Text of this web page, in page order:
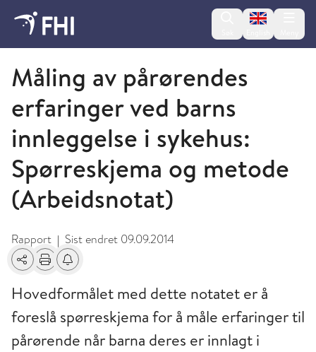
Change
2009 og eldre publikasjoner fra FHI
Måling av pårørendes
erfaringer ved barns
innleggelse i sykehus:
Spørreskjema og metode
(Arbeidsnotat)
Rapport | Sist endret 09.09.2014
Del Skriv utFå varsel om endringer
Hovedformålet med dette notatet er å
foreslå spørreskjema for å måle erfaringer til
pårørende når barna deres er innlagt i